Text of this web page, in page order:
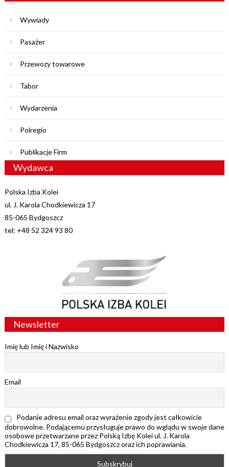
Wywiady
Pasażer
Przewozy towarowe
Tabor
Wydarzenia
Polregio
Publikacje Firm
Wydawca
Polska Izba Kolei
ul. J. Karola Chodkiewicza 17
85-065 Bydgoszcz
tel: +48 52 324 93 80
Newsletter
Imię lub Imię i Nazwisko
Email
Podanie adresu email oraz wyrażenie zgody jest całkowicie
dobrowolne. Podającemu przysługuje prawo do wglądu w swoje dane
osobowe przetwarzane przez Polską Izbę Kolei ul. J. Karola
Chodkiewicza 17, 85-065 Bydgoszcz oraz ich poprawiania.